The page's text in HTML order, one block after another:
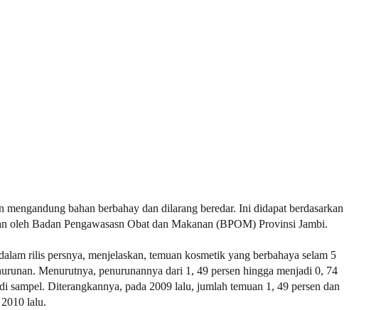
bahan berbahay dan dilarang beredar. Ini didapat berdasarkan
oleh Badan Pengawasasn Obat dan Makanan (BPOM) Provinsi Jambi.
rilis persnya, menjelaskan, temuan kosmetik yang berbahaya selam 5
Menurutnya, penurunannya dari 1, 49 persen hingga menjadi 0, 74
sampel. Diterangkannya, pada 2009 lalu, jumlah temuan 1, 49 persen dan
lalu.